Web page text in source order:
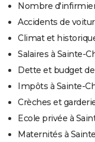
Nombre
Accidents de
Climat et
Salaires à Sainte-
Dette et budget
Impôts à Sainte-
Crèches et
Ecole privée à
Maternités à